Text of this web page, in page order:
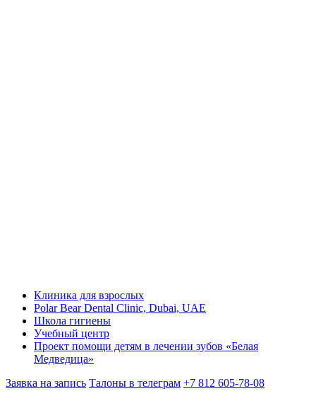
Клиника для взрослых
Polar Bear Dental Clinic, Dubai, UAE
Школа гигиены
Учебный центр
Проект помощи детям в лечении зубов «Белая
Медведица»
Заявка на запись Талоны в телеграм +7 812 605-78-08